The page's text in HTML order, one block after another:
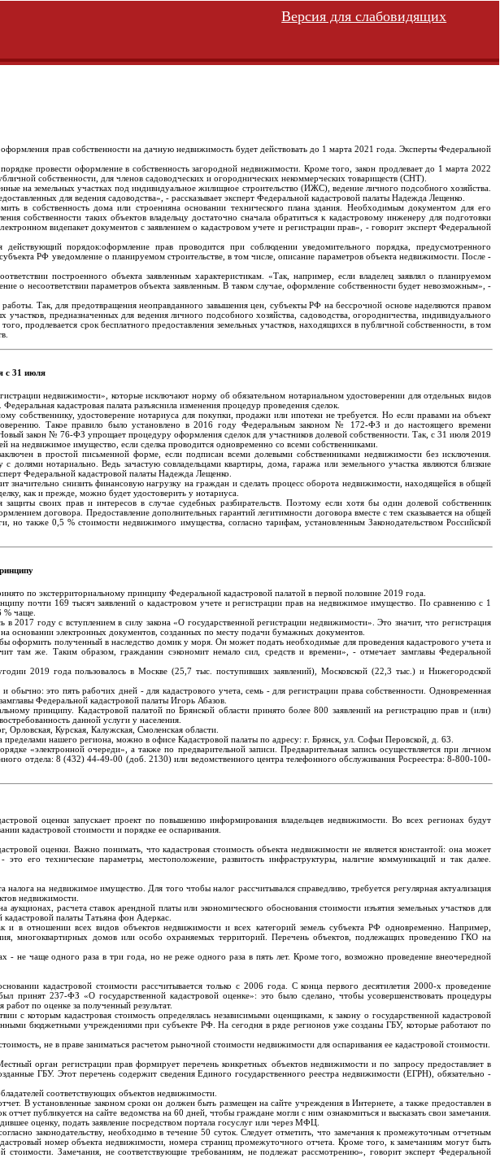
Версия для слабовидящих
прав собственности на дачную недвижимость будет действовать до 1 марта 2021 года. Эксперты Федеральной
провести оформление в собственность загородной недвижимости. Кроме того, закон продлевает до 1 марта 2022
собственности, для членов садоводческих и огороднических некоммерческих товариществ (СНТ).
на земельных участках под индивидуальное жилищное строительство (ИЖС), ведение личного подсобного хозяйства.
для ведения садоводства», - рассказывает эксперт Федеральной кадастровой палаты Надежда Лещенко.
в собственность дома или строенияна основании технического плана здания. Необходимым документом для его
собственности таких объектов владельцу достаточно сначала обратиться к кадастровому инженеру для подготовки
видепакет документов с заявлением о кадастровом учете и регистрации прав», - говорит эксперт Федеральной
порядок:оформление прав проводится при соблюдении уведомительного порядка, предусмотренного
РФ уведомление о планируемом строительстве, в том числе, описание параметров объекта недвижимости. После -
построенного объекта заявленным характеристикам. «Так, например, если владелец заявлял о планируемом
о несоответствии параметров объекта заявленным. В таком случае, оформление собственности будет невозможным», -
Так, для предотвращения неоправданного завышения цен, субъекты РФ на бессрочной основе наделяются правом
предназначенных для ведения личного подсобного хозяйства, садоводства, огородничества, индивидуального
продлевается срок бесплатного предоставления земельных участков, находящихся в публичной собственности, в том
с 31 июля
недвижимости», которые исключают норму об обязательном нотариальном удостоверении для отдельных видов
кадастровая палата разъяснила изменения процедур проведения сделок.
собственнику, удостоверение нотариуса для покупки, продажи или ипотеки не требуется. Но если правами на объект
Такое правило было установлено в 2016 году Федеральным законом № 172-ФЗ и до настоящего времени
закон № 76-ФЗ упрощает процедуру оформления сделок для участников долевой собственности. Так, с 31 июля 2019
на недвижимое имущество, если сделка проводится одновременно со всеми собственниками.
в простой письменной форме, если подписан всеми долевыми собственниками недвижимости без исключения.
нотариально. Ведь зачастую совладельцами квартиры, дома, гаража или земельного участка являются близкие
Федеральной кадастровой палаты Надежда Лещенко.
значительно снизить финансовую нагрузку на граждан и сделать процесс оборота недвижимости, находящейся в общей
как и прежде, можно будет удостоверить у нотариуса.
своих прав и интересов в случае судебных разбирательств. Поэтому если хотя бы один долевой собственник
договора. Предоставление дополнительных гарантий легитимности договора вместе с тем сказывается на общей
но также 0,5 % стоимости недвижимого имущества, согласно тарифам, установленным Законодательством Российской
по экстерриториальному принципу Федеральной кадастровой палатой в первой половине 2019 года.
почти 169 тысяч заявлений о кадастровом учете и регистрации прав на недвижимое имущество. По сравнению с 1
% чаще.
году с вступлением в силу закона «О государственной регистрации недвижимости». Это значит, что регистрация
основании электронных документов, созданных по месту подачи бумажных документов.
оформить полученный в наследство домик у моря. Он может подать необходимые для проведения кадастрового учета и
там же. Таким образом, гражданин сэкономит немало сил, средств и времени», - отмечает замглавы Федеральной
2019 года пользовалось в Москве (25,7 тыс. поступивших заявлений), Московской (22,3 тыс.) и Нижегородской
это пять рабочих дней - для кадастрового учета, семь - для регистрации права собственности. Одновременная
Федеральной кадастровой палаты Игорь Абазов.
принципу. Кадастровой палатой по Брянской области принято более 800 заявлений на регистрацию прав и (или)
данной услуги у населения.
Курская, Калужская, Смоленская области.
нашего региона, можно в офисе Кадастровой палаты по адресу: г. Брянск, ул. Софьи Перовской, д. 63.
«электронной очереди», а также по предварительной записи. Предварительная запись осуществляется при личном
отдела: 8 (432) 44-49-00 (доб. 2130) или ведомственного центра телефонного обслуживания Росреестра: 8-800-100-
оценки запускает проект по повышению информирования владельцев недвижимости. Во всех регионах будут
кадастровой стоимости и порядке ее оспаривания.
оценки. Важно понимать, что кадастровая стоимость объекта недвижимости не является константой: она может
его технические параметры, местоположение, развитость инфраструктуры, наличие коммуникаций и так далее.
на недвижимое имущество. Для того чтобы налог рассчитывался справедливо, требуется регулярная актуализация
недвижимости.
расчета ставок арендной платы или экономического обоснования стоимости изъятия земельных участков для
палаты Татьяна фон Адеркас.
в отношении всех видов объектов недвижимости и всех категорий земель субъекта РФ одновременно. Например,
многоквартирных домов или особо охраняемых территорий. Перечень объектов, подлежащих проведению ГКО на
не чаще одного раза в три года, но не реже одного раза в пять лет. Кроме того, возможно проведение внеочередной
кадастровой стоимости рассчитывается только с 2006 года. С конца первого десятилетия 2000-х проведение
принят 237-ФЗ «О государственной кадастровой оценке»: это было сделано, чтобы усовершенствовать процедуры
по оценке за полученный результат.
с которым кадастровая стоимость определялась независимыми оценщиками, к закону о государственной кадастровой
бюджетными учреждениями при субъекте РФ. На сегодня в ряде регионов уже созданы ГБУ, которые работают по
не в праве заниматься расчетом рыночной стоимости недвижимости для оспаривания ее кадастровой стоимости.
орган регистрации прав формирует перечень конкретных объектов недвижимости и по запросу предоставляет в
ГБУ. Этот перечень содержит сведения Единого государственного реестра недвижимости (ЕГРН), обязательно -
соответствующих объектов недвижимости.
В установленные законом сроки он должен быть размещен на сайте учреждения в Интернете, а также предоставлен в
публикуется на сайте ведомства на 60 дней, чтобы граждане могли с ним ознакомиться и высказать свои замечания.
оценку, подать заявление посредством портала госуслуг или через МФЦ.
законодательству, необходимо в течение 50 суток. Следует отметить, что замечания к промежуточным отчетным
номер объекта недвижимости, номера страниц промежуточного отчета. Кроме того, к замечаниям могут быть
Замечания, не соответствующие требованиям, не подлежат рассмотрению», говорит эксперт Федеральной